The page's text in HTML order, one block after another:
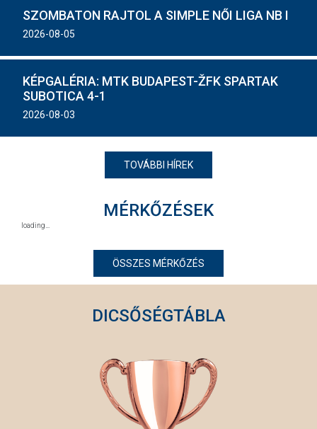
SZOMBATON RAJTOL A SIMPLE NŐI LIGA NB I
2026-08-05
KÉPGALÉRIA: MTK BUDAPEST-ŽFK SPARTAK
SUBOTICA 4-1
2026-08-03
TOVÁBBI HÍREK
MÉRKŐZÉSEK
ÖSSZES MÉRKŐZÉS
DICSŐSÉGTÁBLA